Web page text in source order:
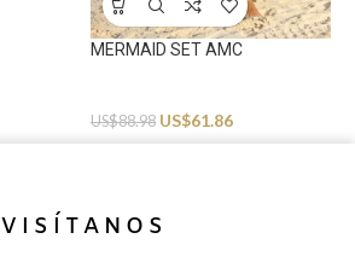
MERMAID SET AMC
US$88.98 US$61.86
VISÍTANOS